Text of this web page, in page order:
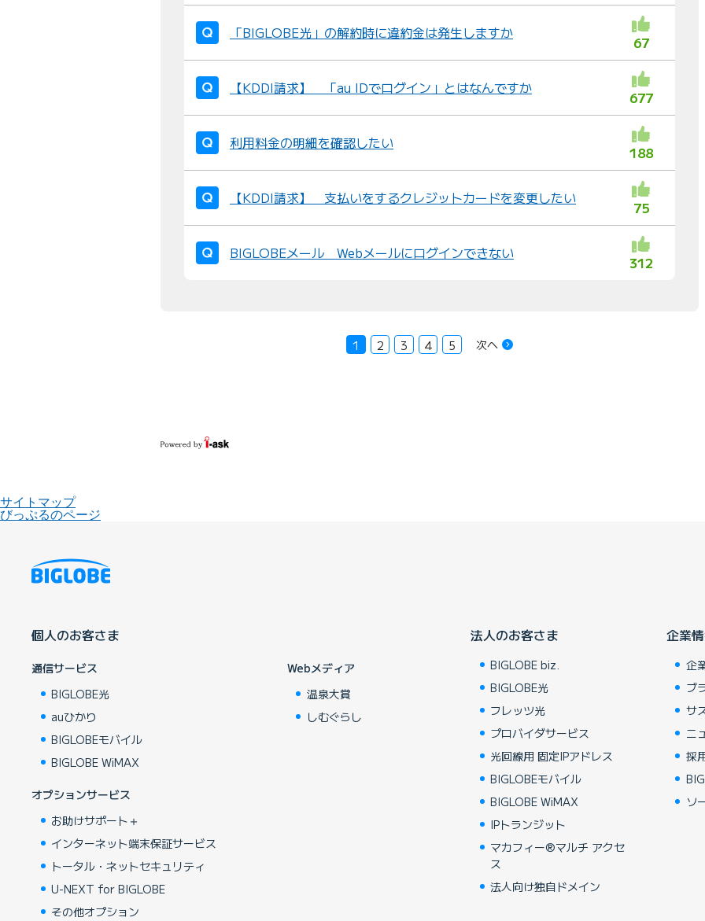
「BIGLOBE光」の解約時に違約金は発生しますか
67
【KDDI請求】 「au IDでログイン」とはなんですか
677
利用料金の明細を確認したい
188
【KDDI請求】 支払いをするクレジットカードを変更したい
75
BIGLOBEメール Webメールにログインできない
312
1 2 3 4 5 次へ
サイトマップ
びっぷるのページ
個人のお客さま
通信サービス
BIGLOBE光
auひかり
BIGLOBEモバイル
BIGLOBE WiMAX
オプションサービス
お助けサポート＋
インターネット端末保証サービス
トータル・ネットセキュリティ
U-NEXT for BIGLOBE
その他オプション
Webメディア
温泉大賞
しむぐらし
法人のお客さま
BIGLOBE biz.
BIGLOBE光
フレッツ光
プロバイダサービス
光回線用 固定IPアドレス
BIGLOBEモバイル
BIGLOBE WiMAX
IPトランジット
マカフィー®マルチ アクセ
ス
法人向け独自ドメイン
企業
企
ブ
サ
ニ
採
ソ